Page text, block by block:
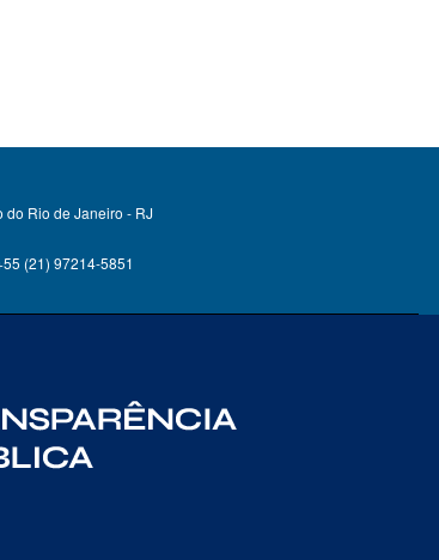
do Rio de Janeiro - RJ
(21) 97214-5851